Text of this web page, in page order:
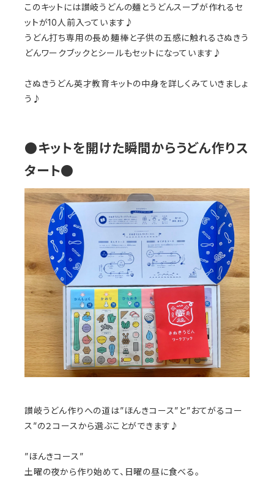
このキットには讃岐うどんの麺とうどんスープが作れるセ
ットが10人前入っています♪
うどん打ち専用の長め麺棒と子供の五感に触れるさぬきう
どんワークブックとシールもセットになっています♪
さぬきうどん英才教育キットの中身を詳しくみていきましょ
う♪
●キットを開けた瞬間からうどん作りス
タート●
讃岐うどん作りへの道は”ほんきコース”と”おてがるコー
ス”の２コースから選ぶことができます♪
”ほんきコース”
土曜の夜から作り始めて、日曜の昼に食べる。